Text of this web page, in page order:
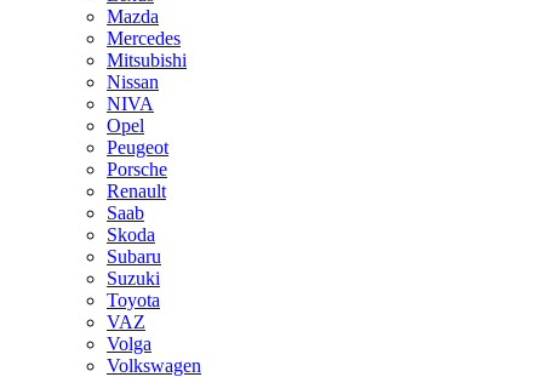
Mazda
Mercedes
Mitsubishi
Nissan
NIVA
Opel
Peugeot
Porsche
Renault
Saab
Skoda
Subaru
Suzuki
Toyota
VAZ
Volga
Volkswagen